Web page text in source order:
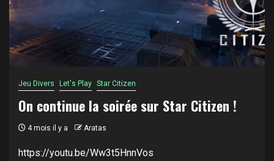
Jeu Divers Let's Play Star Citizen
On continue la soirée sur Star Citizen !
4 mois il y a Aratas
https://youtu.be/Ww3t5HnnVos